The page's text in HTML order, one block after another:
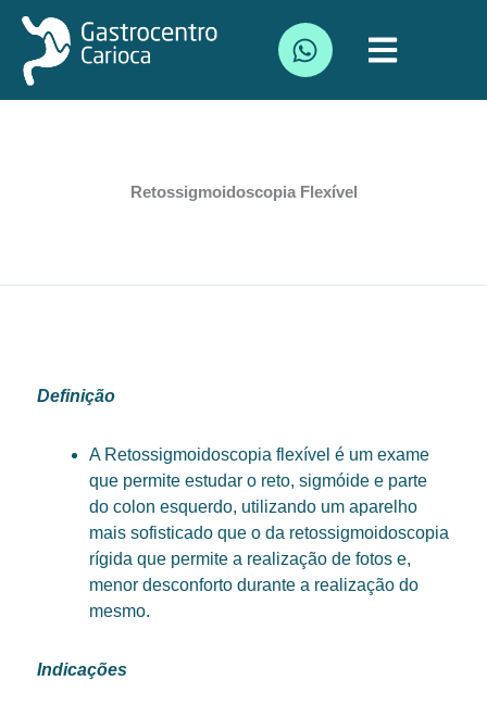
para
conteúdo
W
h
p
Retossigmoidoscopia Flexível
Definição
A Retossigmoidoscopia flexível é um exame
que permite estudar o reto, sigmóide e parte
do colon esquerdo, utilizando um aparelho
mais sofisticado que o da retossigmoidoscopia
rígida que permite a realização de fotos e,
menor desconforto durante a realização do
mesmo.
Indicações